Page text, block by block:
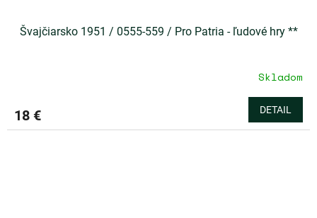
Švajčiarsko 1951 / 0555-559 / Pro Patria - ľudové hry **
Skladom
18 € DETAIL